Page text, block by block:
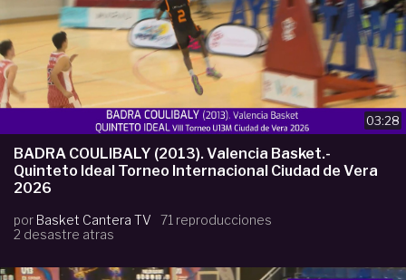
03:28
BADRA COULIBALY (2013). Valencia Basket.-
Quinteto Ideal Torneo Internacional Ciudad de Vera
2026
por Basket Cantera TV
71 reproducciones
2 desastre atras